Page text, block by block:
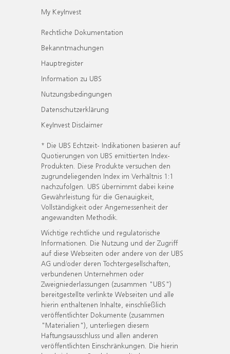
My KeyInvest
Rechtliche Dokumentation
Bekanntmachungen
Hauptregister
Information zu UBS
Nutzungsbedingungen
Datenschutzerklärung
KeyInvest Disclaimer
* Die UBS Echtzeit- Indikationen basieren auf
Quotierungen von UBS emittierten Index-
Produkten. Diese Produkte versuchen den
zugrundeliegenden Index im Verhältnis 1:1
nachzufolgen. UBS übernimmt dabei keine
Gewährleistung für die Genauigkeit,
Vollständigkeit oder Angemessenheit der
angewandten Methodik.
Wichtige rechtliche und regulatorische
Informationen. Die Nutzung und der Zugriff
auf diese Webseiten oder andere von der UBS
AG und/oder deren Tochtergesellschaften,
verbundenen Unternehmen oder
Zweigniederlassungen (zusammen "UBS")
bereitgestellte verlinkte Webseiten und alle
hierin enthaltenen Inhalte, einschließlich
veröffentlichter Dokumente (zusammen
"Materialien"), unterliegen diesem
Haftungsausschluss und allen anderen
veröffentlichten Einschränkungen. Die hierin